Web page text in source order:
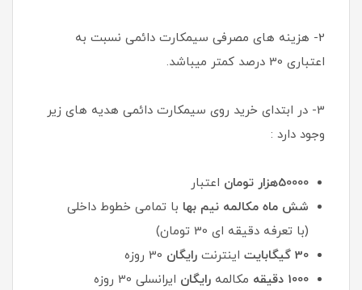
2- هزینه های مصرفی سیمکارت دائمی نسبت به
اعتباری 30 درصد کمتر میباشد.
3- در ابتدای خرید روی سیمکارت دائمی هدیه های زیر
وجود دارد :
50000هزار تومان
اعتبار
شش ماه مکالمه نیم بها با تمامی خطوط داخلی
(با تعرفه دقیقه ای 30 تومان)
30 گیگابایت
اینترنت رایگان
1000 دقیقه
مکالمه رایگان ایرانسلی 30 روزه